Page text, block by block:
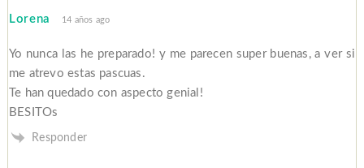
Lorena 14 años ago
Yo nunca las he preparado! y me parecen super buenas, a ver si
me atrevo estas pascuas.
Te han quedado con aspecto genial!
BESITOs
Responder